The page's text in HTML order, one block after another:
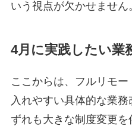
いう視点が欠かせません
4月に実践したい業
ここからは、フルリモ
入れやすい具体的な業
ずれも大きな制度変更